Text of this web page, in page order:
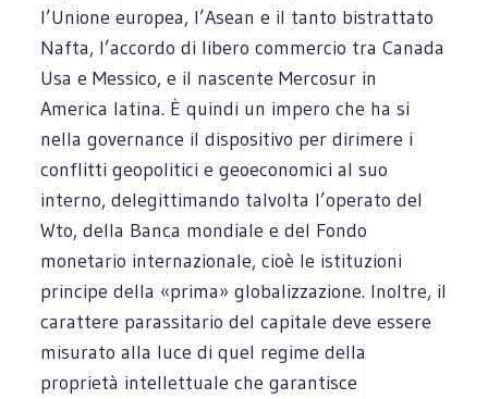
l’Unione europea, l’Asean e il tanto bistrattato
Nafta, l’accordo di libero commercio tra Canada
Usa e Messico, e il nascente Mercosur in
America latina. È quindi un impero che ha si
nella governance il dispositivo per dirimere i
conflitti geopolitici e geoeconomici al suo
interno, delegittimando talvolta l’operato del
Wto, della Banca mondiale e del Fondo
monetario internazionale, cioè le istituzioni
principe della «prima» globalizzazione. Inoltre, il
carattere parassitario del capitale deve essere
misurato alla luce di quel regime della
proprietà intellettuale che garantisce